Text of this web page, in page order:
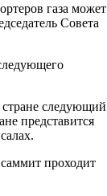
газа может
Совета
следующий
представится
проходит